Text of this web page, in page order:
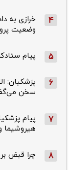
4
خرازی به
وضعیت
5 پیام
6
پزشکیان:
سخن
7
پیام
هیروشیما
8 چرا قبض